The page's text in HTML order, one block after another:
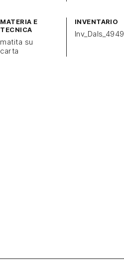
MATERIA E
TECNICA
matita su
carta
INVENTARIO
Inv_Dals_4949